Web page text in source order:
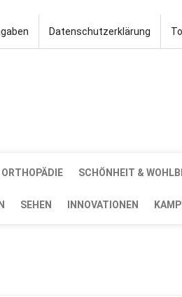
Datenschutzerklärung
ORTHOPÄDIE SCHÖNHEIT &
SEHEN INNOVATIONEN